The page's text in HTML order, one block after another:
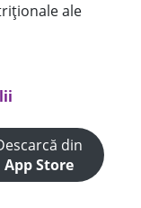
ale
din
App Store